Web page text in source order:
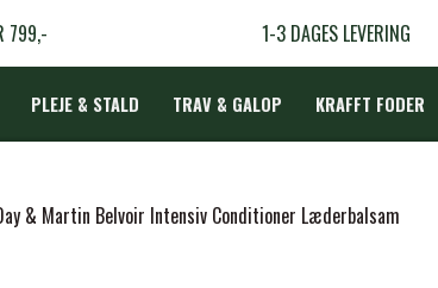
799,- 1-3 DAGES LEVERING
PLEJE & STALD TRAV & GALOP KRAFFT FODER
& Martin Belvoir Intensiv Conditioner Læderbalsam